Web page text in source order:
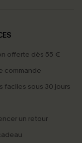
offerte dès 55 €
commande
faciles sous 30 jours
un retour